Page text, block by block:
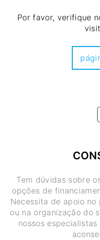
Por favor, verifique
Tem dúvidas sobre
opções de
Necessita de apoio no
ou na organização do
nossos